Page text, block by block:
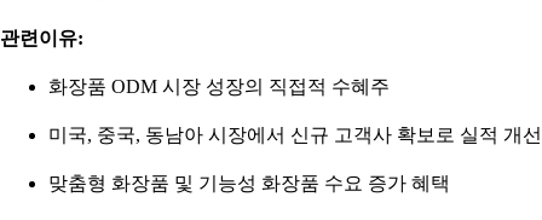
관련이유:
화장품 ODM 시장 성장의 직접적 수혜주
미국, 중국, 동남아 시장에서 신규 고객사 확보로 실적 개선
맞춤형 화장품 및 기능성 화장품 수요 증가 혜택